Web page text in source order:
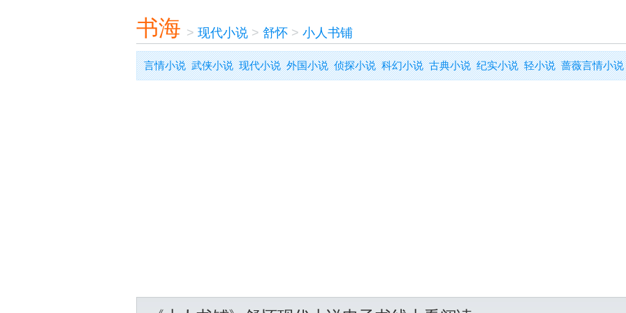
书海 > 现代小说> 舒怀> 小人书铺
言情小说 武侠小说 现代小说 外国小说 侦探小说 科幻小说 古典小说 纪实小说 轻小说 蔷薇言情小说